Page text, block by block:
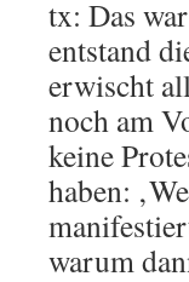
tx: Das
entstand
erwischt
noch am
keine
haben:
warum